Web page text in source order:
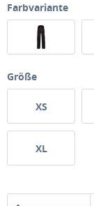
Farbvariante
Größe
XS
XL